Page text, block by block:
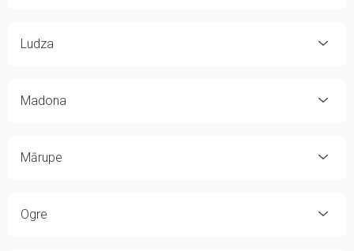
Ludza
Madona
Mārupe
Ogre